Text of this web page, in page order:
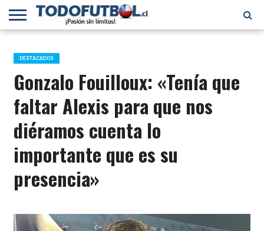
PRIMERA
B
SELECCIÓN
CHILENA
CHILENOS
EN EL
MUNDO
FÚTBOL
INTERNACIONAL
DESTACADOS
Gonzalo Fouilloux: «Tenía que
faltar Alexis para que nos
diéramos cuenta lo
importante que es su
presencia»